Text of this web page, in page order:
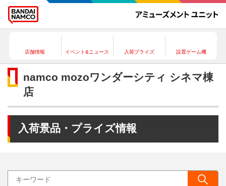
店舗情報 イベント&ニュース 入荷プライズ 設置ゲーム機
namco mozoワンダーシティ シネマ棟
店
入荷景品・プライズ情報